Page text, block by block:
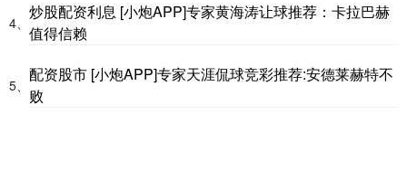
4、
炒股配资利息 [小炮APP]专家黄海涛让球推荐：卡拉巴赫
值得信赖
5、
配资股市 [小炮APP]专家天涯侃球竞彩推荐:安德莱赫特不
败